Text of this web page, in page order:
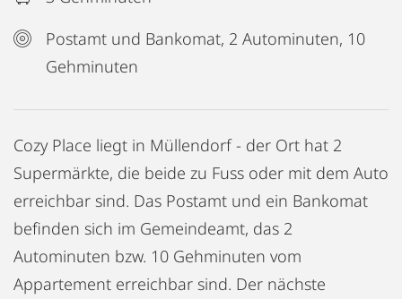
Postamt und Bankomat, 2 Autominuten, 10
Gehminuten
Cozy Place liegt in Müllendorf - der Ort hat 2
Supermärkte, die beide zu Fuss oder mit dem Auto
erreichbar sind. Das Postamt und ein Bankomat
befinden sich im Gemeindeamt, das 2
Autominuten bzw. 10 Gehminuten vom
Appartement erreichbar sind. Der nächste